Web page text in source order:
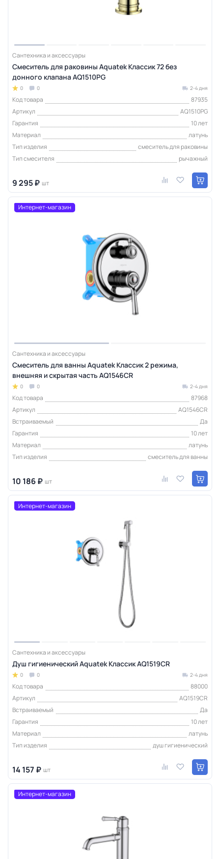
Сантехника и аксессуары
Смеситель для раковины Aquatek Классик 72 без
донного клапана AQ1510PG
0 0 2-4 дня
Код товара
87935
Артикул
AQ1510PG
Гарантия
10 лет
Материал
латунь
Тип изделия
смеситель для раковины
Тип смесителя
рычажный
9 295 ₽ шт
Интернет-магазин
Сантехника и аксессуары
Смеситель для ванны Aquatek Классик 2 режима,
внешняя и скрытая часть AQ1546CR
0 0 2-4 дня
Код товара
87968
Артикул
AQ1546CR
Встраиваемый
Да
Гарантия
10 лет
Материал
латунь
Тип изделия
смеситель для ванны
10 186 ₽ шт
Интернет-магазин
Сантехника и аксессуары
Душ гигиенический Aquatek Классик AQ1519CR
0 0 2-4 дня
Код товара
88000
Артикул
AQ1519CR
Встраиваемый
Да
Гарантия
10 лет
Материал
латунь
Тип изделия
душ гигиенический
14 157 ₽ шт
Интернет-магазин